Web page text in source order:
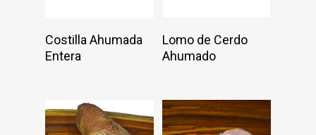
Add To Cart
Costilla Ahumada
Entera
Add To Cart
Lomo de Cerdo
AhumadoEmbutidos Lancer |
Productos